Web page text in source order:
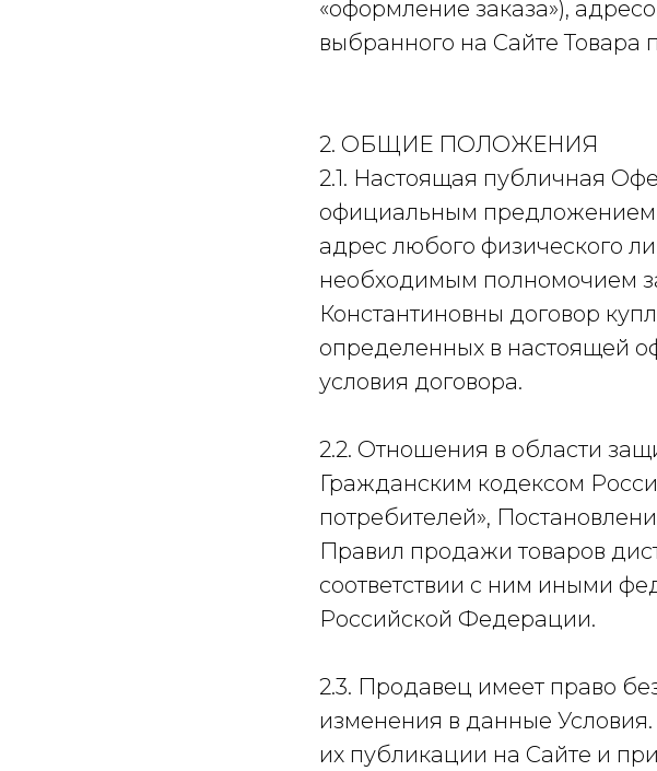
«оформление заказа»),
выбранного на Сайте Товара
2. ОБЩИЕ ПОЛОЖЕНИЯ
2.1. Настоящая публичная
официальным
адрес любого физического
необходимым полномочием
Константиновны договор
определенных в настоящей
условия договора.
2.2. Отношения в области
Гражданским кодексом
потребителей»,
Правил продажи товаров
соответствии с ним иными
Российской Федерации.
2.3. Продавец имеет право
изменения в данные
их публикации на Сайте и